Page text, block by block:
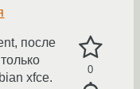
0
после
xfce.